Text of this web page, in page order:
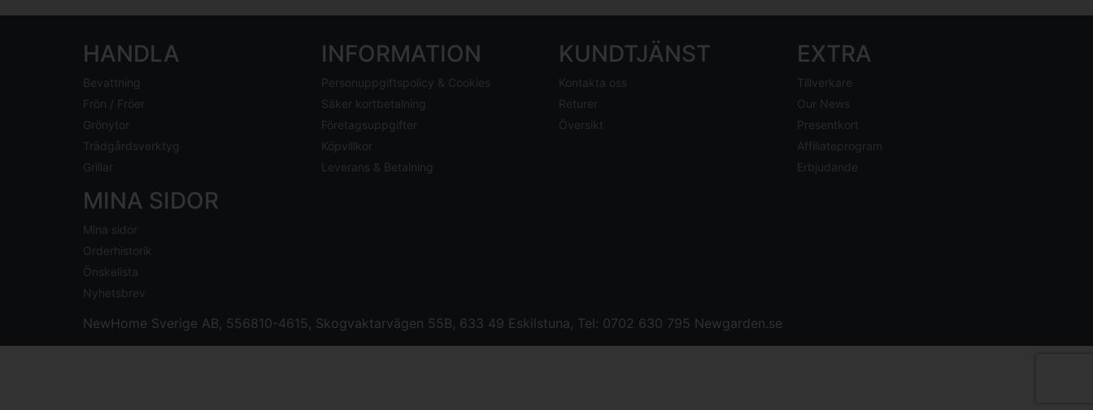
HANDLA
Bevattning
Frön / Fröer
Grönytor
Trädgårdsverktyg
Grillar
INFORMATION
Personuppgiftspolicy & Cookies
Säker kortbetalning
Företagsuppgifter
Köpvillkor
Leverans & Betalning
KUNDTJÄNST
Kontakta oss
Returer
Översikt
EXTRA
Tillverkare
Our News
Presentkort
Affiliateprogram
Erbjudande
MINA SIDOR
Mina sidor
Orderhistorik
Önskelista
Nyhetsbrev
NewHome Sverige AB , 556810-4615, Skogvaktarvägen 55B, 633 49 Eskilstuna, Tel: 0702 630 795 Newgarden.se